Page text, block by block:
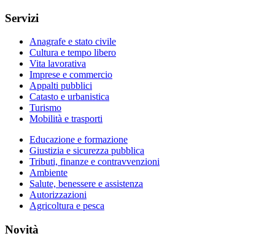
Servizi
Anagrafe e stato civile
Cultura e tempo libero
Vita lavorativa
Imprese e commercio
Appalti pubblici
Catasto e urbanistica
Turismo
Mobilità e trasporti
Educazione e formazione
Giustizia e sicurezza pubblica
Tributi, finanze e contravvenzioni
Ambiente
Salute, benessere e assistenza
Autorizzazioni
Agricoltura e pesca
Novità